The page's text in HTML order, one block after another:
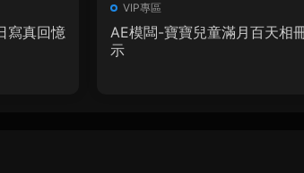
寫真回憶
VIP專區
AE模闆-寶寶兒童滿月百天相
示